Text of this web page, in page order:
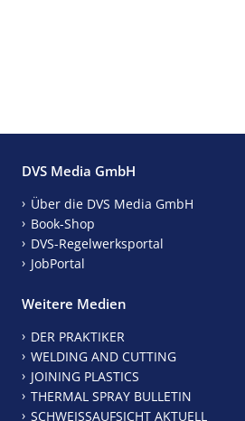
DVS Media GmbH
Über die DVS Media GmbH
Book-Shop
DVS-Regelwerksportal
JobPortal
Weitere Medien
DER PRAKTIKER
WELDING AND CUTTING
JOINING PLASTICS
THERMAL SPRAY BULLETIN
SCHWEISSAUFSICHT AKTUELL